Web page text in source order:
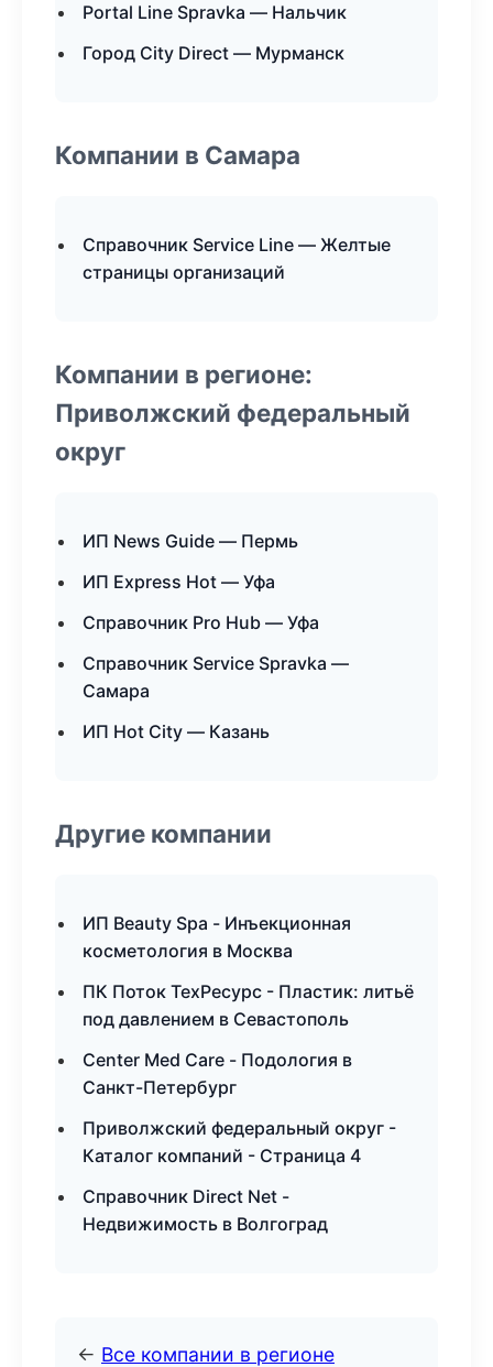
Portal Line Spravka — Нальчик
Город City Direct — Мурманск
Компании в Самара
Справочник Service Line — Желтые
страницы организаций
Компании в регионе:
Приволжский федеральный
округ
ИП News Guide — Пермь
ИП Express Hot — Уфа
Справочник Pro Hub — Уфа
Справочник Service Spravka —
Самара
ИП Hot City — Казань
Другие компании
ИП Beauty Spa - Инъекционная
косметология в Москва
ПК Поток ТехРесурс - Пластик: литьё
под давлением в Севастополь
Center Med Care - Подология в
Санкт-Петербург
Приволжский федеральный округ -
Каталог компаний - Страница 4
Справочник Direct Net -
Недвижимость в Волгоград
← Все компании в регионе